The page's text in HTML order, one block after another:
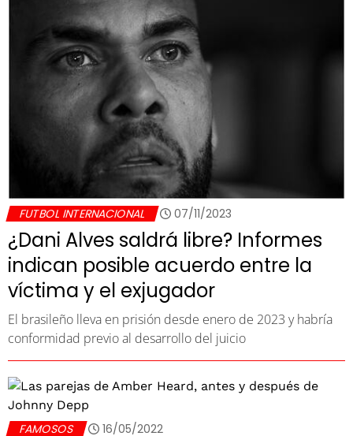
FUTBOL INTERNACIONAL 07/11/2023
¿Dani Alves saldrá libre? Informes
indican posible acuerdo entre la
víctima y el exjugador
El brasileño lleva en prisión desde enero de 2023 y habría
conformidad previo al desarrollo del juicio
FAMOSOS 16/05/2022